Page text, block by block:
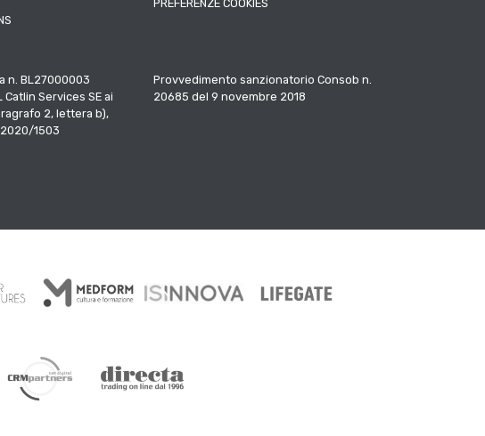
PREFERENZE COOKIES
n. BL27000003
Services SE ai
2, lettera b),
1503
Provvedimento sanzionatorio Consob n.
20685 del 9 novembre 2018